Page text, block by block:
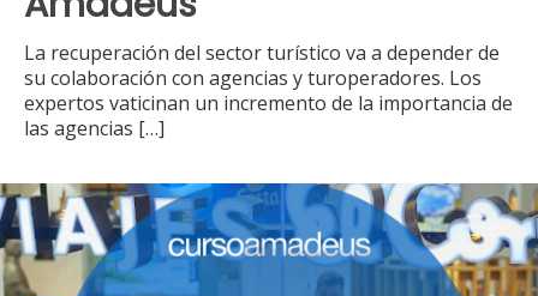
La recuperación del sector turístico va a depender de
su colaboración con agencias y turoperadores. Los
expertos vaticinan un incremento de la importancia de
las agencias […]